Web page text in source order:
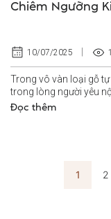
Chiêm Ngưỡng
10/07/2025
Trong vô vàn loại gỗ
trong lòng người yêu
Đọc thêm
1 2